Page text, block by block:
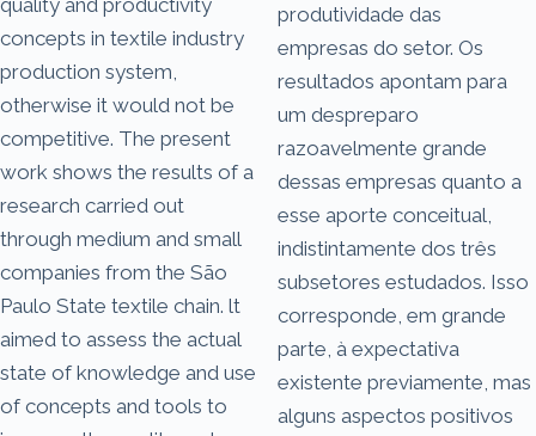
concepts in textile industry
production system,
otherwise it would not be
competitive. The present
work shows the results of a
research carried out
through medium and small
companies from the São
Paulo State textile chain. lt
aimed to assess the actual
state of knowledge and use
of concepts and tools to
produtividade das
empresas do setor. Os
resultados apontam para
um despreparo
razoavelmente grande
dessas empresas quanto a
esse aporte conceitual,
indistintamente dos três
subsetores estudados. Isso
corresponde, em grande
parte, à expectativa
existente previamente, mas
alguns aspectos positivos